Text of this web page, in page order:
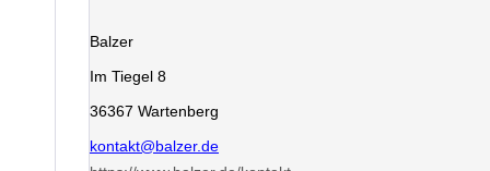
Balzer
Im Tiegel 8
36367 Wartenberg
kontakt@balzer.de